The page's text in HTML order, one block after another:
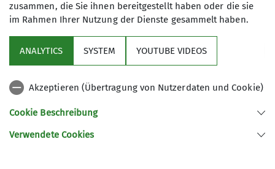
Service
Unsere Partner
Sektion Würzburg des Deutschen Alpenvereins e.V.
zusammen, die Sie ihnen bereitgestellt haben oder die sie
im Rahmen Ihrer Nutzung der Dienste gesammelt haben.
ANALYTICS SYSTEM YOUTUBE VIDEOS
Akzeptieren (Übertragung von Nutzerdaten und Cookie)
Cookie Beschreibung
Verwendete Cookies